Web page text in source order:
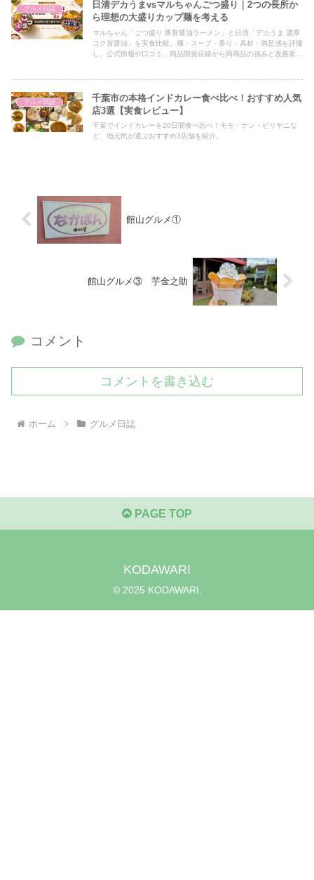
グルメ日誌
日清デカうまvsマルちゃんごつ盛り｜2つの長所か
ら理想の大盛りカップ麺を考える
マルちゃん「ごつ盛り 豚骨醤油ラーメン」と日清「デカうま 濃厚
コク旨醤油」を実食比較。麺・スープ・香り・具材・満足感を評価
し、公式情報や口コミ、商品開発目線から両商品の強みと改善案を
グルメ日誌
千葉市の本格インドカレー食べ比べ！おすすめ人気
店3選【実食レビュー】
千葉でインドカレーを20日間食べ比べ！モモ・ナン・ビリヤニな
ど、地元民が選ぶおすすめ3店舗を紹介。
館山グルメ①
館山グルメ③ 芋金之助
コメント
コメントを書き込む
ホーム グルメ日誌
PAGE TOP
KODAWARI
© 2025 KODAWARI.